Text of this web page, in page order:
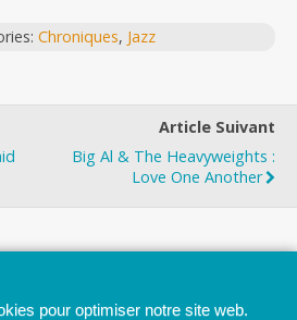
Chroniques, Jazz
Article Suivant
Big Al & The Heavyweights :
Love One Another
pour optimiser notre site web.